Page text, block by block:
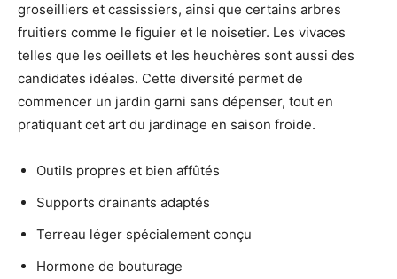
groseilliers et cassissiers, ainsi que certains arbres
fruitiers comme le figuier et le noisetier. Les vivaces
telles que les oeillets et les heuchères sont aussi des
candidates idéales. Cette diversité permet de
commencer un jardin garni sans dépenser, tout en
pratiquant cet art du jardinage en saison froide.
Outils propres et bien affûtés
Supports drainants adaptés
Terreau léger spécialement conçu
Hormone de bouturage